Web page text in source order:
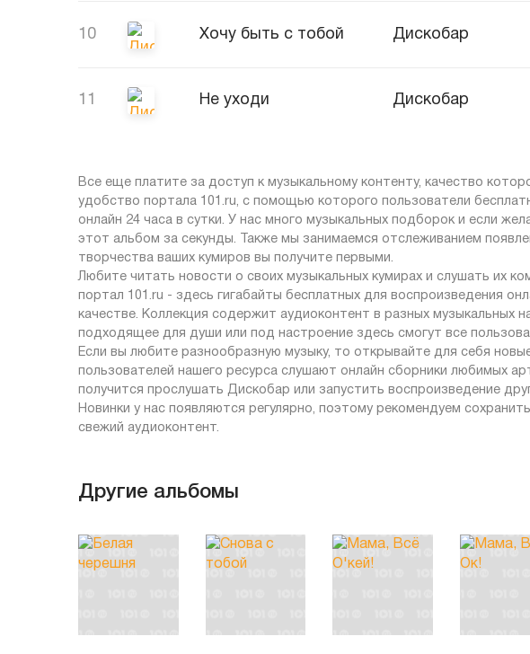
10 Хочу быть с тобой Дискобар
11 Не уходи Дискобар
Все еще платите за доступ к музыкальному контенту, качество
удобство портала 101.ru, с помощью которого пользователи
онлайн 24 часа в сутки. У нас много музыкальных подборок и если
этот альбом за секунды. Также мы занимаемся отслеживанием
творчества ваших кумиров вы получите первыми.
Любите читать новости о своих музыкальных кумирах и слушать их
портал 101.ru - здесь гигабайты бесплатных для воспроизведения
качестве. Коллекция содержит аудиоконтент в разных музыкальных
подходящее для души или под настроение здесь смогут все
Если вы любите разнообразную музыку, то открывайте для себя
пользователей нашего ресурса слушают онлайн сборники любимых
получится прослушать Дискобар или запустить воспроизведение
Новинки у нас появляются регулярно, поэтому рекомендуем
свежий аудиоконтент.
Другие альбомы